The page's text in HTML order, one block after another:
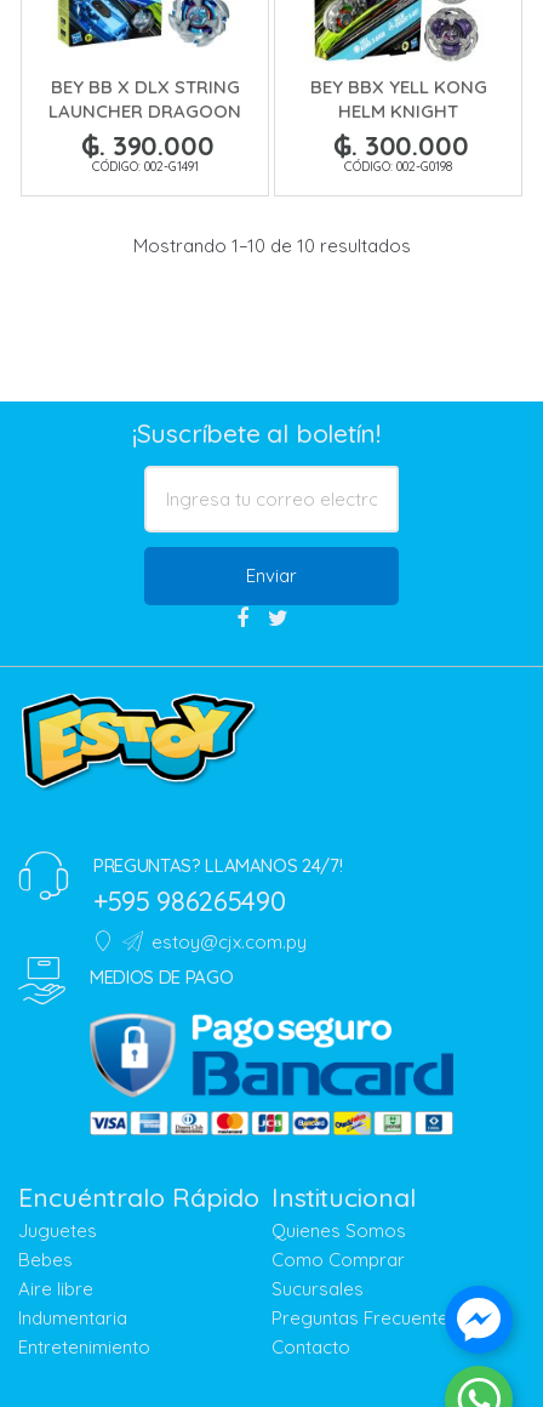
BEY BB X DLX STRING
LAUNCHER DRAGOON
₲. 390.000
CÓDIGO: 002-G1491
BEY BBX YELL KONG
HELM KNIGHT
₲. 300.000
CÓDIGO: 002-G0198
Mostrando 1–10 de 10 resultados
¡Suscríbete al boletín!
Enviar
PREGUNTAS? LLAMANOS 24/7!
+595 986265490
estoy@cjx.com.py
MEDIOS DE PAGO
Encuéntralo Rápido
Juguetes
Bebes
Aire libre
Indumentaria
Entretenimiento
Institucional
Quienes Somos
Como Comprar
Sucursales
Preguntas Frecuentes
Contacto